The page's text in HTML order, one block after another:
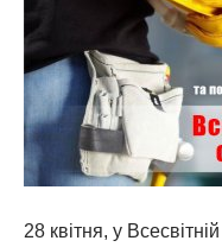
28 квітня, у